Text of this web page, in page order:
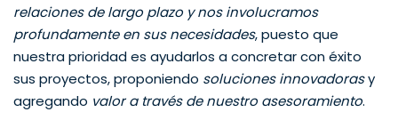
relaciones de largo plazo y nos involucramos
profundamente en sus necesidades, puesto que
nuestra prioridad es ayudarlos a concretar con éxito
sus proyectos, proponiendo soluciones innovadorasy
agregando valor a través de nuestro asesoramiento.